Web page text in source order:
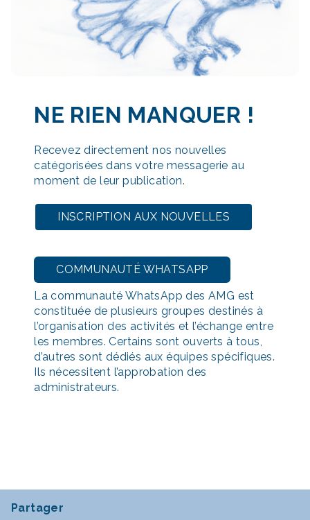
NE RIEN MANQUER !
Recevez directement nos nouvelles
catégorisées dans votre messagerie au
moment de leur publication.
INSCRIPTION AUX NOUVELLES
COMMUNAUTÉ WHATSAPP
La communauté WhatsApp des AMG est
constituée de plusieurs groupes destinés à
l’organisation des activités et l’échange entre
les membres. Certains sont ouverts à tous,
d’autres sont dédiés aux équipes spécifiques.
Ils nécessitent l’approbation des
administrateurs.
Partager